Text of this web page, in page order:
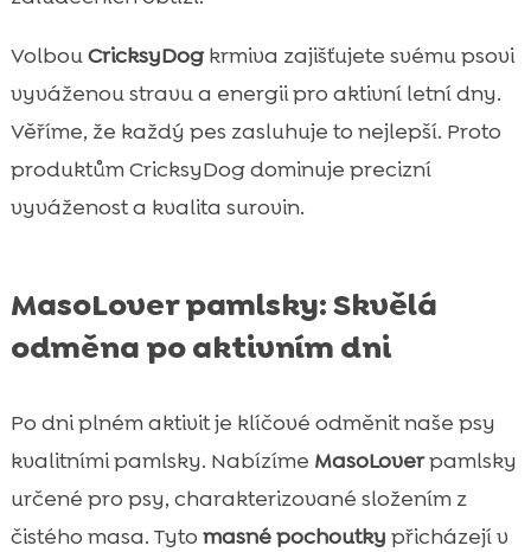
VolbouCricksyDogkrmiva zajišťujete svému psovi
vyváženou stravu a energii pro aktivní letní dny.
Věříme, že každý pes zasluhuje to nejlepší. Proto
produktům CricksyDog dominuje precizní
vyváženost a kvalita surovin.
MasoLover pamlsky: Skvělá
odměna po aktivním dni
Po dni plném aktivit je klíčové odměnit naše psy
kvalitními pamlsky. Nabízíme MasoLoverpamlsky
určené pro psy, charakterizované složením z
čistého masa. Tyto masné pochoutky přicházejí v